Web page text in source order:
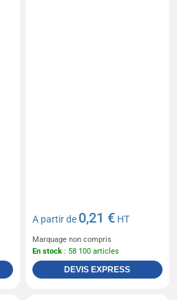
A partir de 0,21 € HT
Marquage non compris
En stock : 58 100 articles
DEVIS EXPRESS